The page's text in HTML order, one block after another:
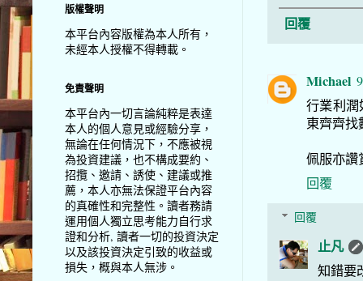
回覆
Michael
行業利
東齊齊找
佩服亦讚
回覆
回覆
止凡
知錯要
版權聲明
本平台內容版權為本人所有，
未經本人授權不得轉載。
免責聲明
本平台內一切言論純粹是表達
本人的個人意見或經驗分享，
無論在任何情況下，不應被視
為投資建議，也不構成要約、
招攬、邀請、誘使、建議或推
薦，本人亦無法保證平台內容
的真確性和完整性。讀者務請
運用個人獨立思考能力自行求
證和分析, 讀者一切的投資決定
以及該投資決定引致的收益或
損失，概與本人無涉。